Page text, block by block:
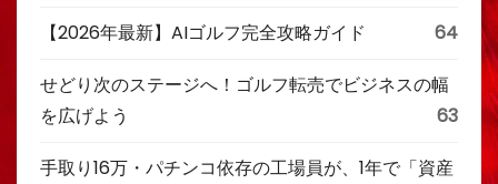
【2026年最新】AIゴルフ完全攻略ガイド 64
せどり次のステージへ！ゴルフ転売でビジネスの幅
を広げよう
63
手取り16万・パチンコ依存の工場員が、1年で「資産